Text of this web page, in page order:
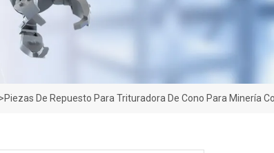
>Piezas De Repuesto Para Trituradora De Cono Para Minería